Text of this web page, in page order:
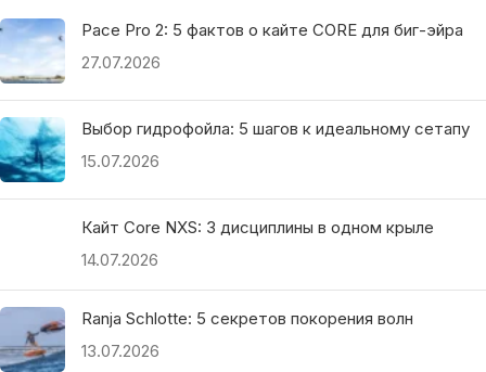
Pace Pro 2: 5 фактов о кайте CORE для биг-эйра
27.07.2026
Выбор гидрофойла: 5 шагов к идеальному сетапу
15.07.2026
Кайт Core NXS: 3 дисциплины в одном крыле
14.07.2026
Ranja Schlotte: 5 секретов покорения волн
13.07.2026